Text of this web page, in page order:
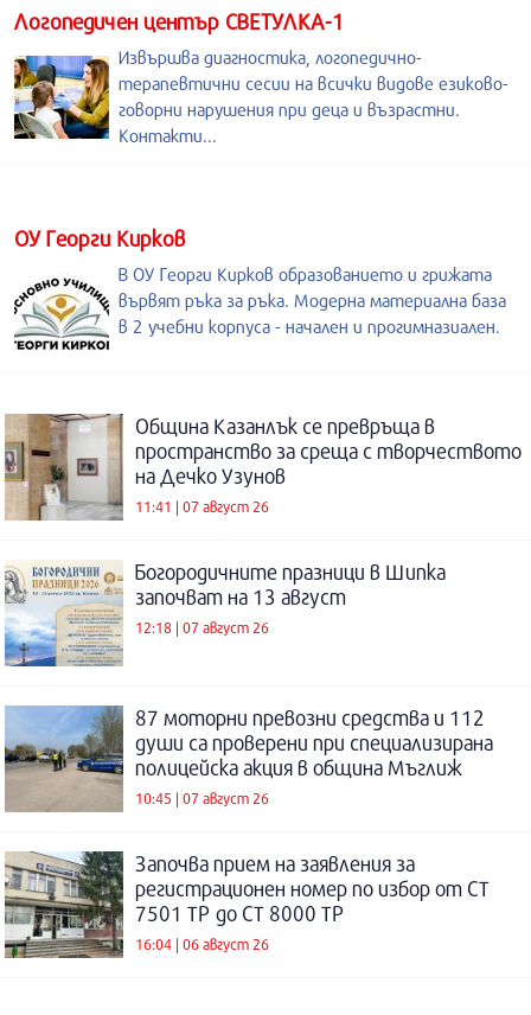
Логопедичен център СВЕТУЛКА-1
Извършва диагностика, логопедично-
терапевтични сесии на всички видове езиково-
говорни нарушения при деца и възрастни.
Контакти...
ОУ Георги Кирков
В ОУ Георги Кирков образованието и грижата
вървят ръка за ръка. Модерна материална база
в 2 учебни корпуса - начален и прогимназиален.
Община Казанлък се превръща в
пространство за среща с творчеството
на Дечко Узунов
11:41 | 07 август 26
Богородичните празници в Шипка
започват на 13 август
12:18 | 07 август 26
87 моторни превозни средства и 112
души са проверени при специализирана
полицейска акция в община Мъглиж
10:45 | 07 август 26
Започва прием на заявления за
регистрационен номер по избор от СТ
7501 ТР до СТ 8000 ТР
16:04 | 06 август 26